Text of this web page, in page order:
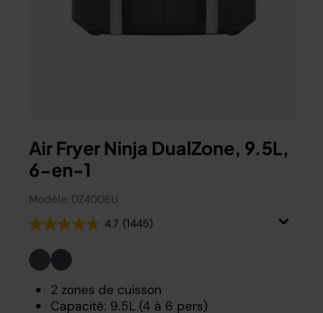
Air Fryer Ninja DualZone, 9.5L,
6-en-1
Modèle: DZ400EU
4.7 (1445)
2 zones de cuisson
Capacité: 9.5L (4 à 6 pers)